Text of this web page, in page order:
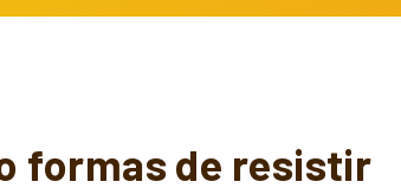
formas de resistir